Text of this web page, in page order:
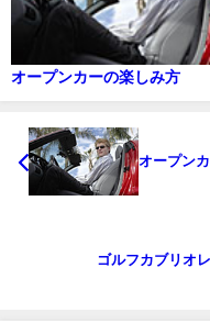
オープンカーの楽しみ方
オープン
ゴルフカブリオ